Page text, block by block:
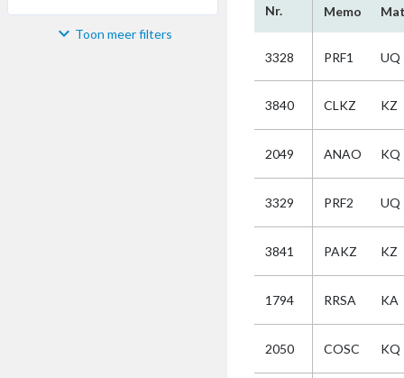
Materiaal Toon meer filters
Nr. Memo
3328 PRF1 UQ
3840 CLKZ KZ
2049 ANAO KQ
3329 PRF2 UQ
3841 PAKZ KZ
1794 RRSA KA
2050 COSC KQ